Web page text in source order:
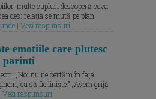
multe cupluri descoperă ceva
des: relația se mută pe plan
| Vezi raspunsuri
emotiile care plutesc
parinti
„Noi nu ne certăm în fața
ca să fie liniște.” „Avem grijă
Vezi raspunsuri